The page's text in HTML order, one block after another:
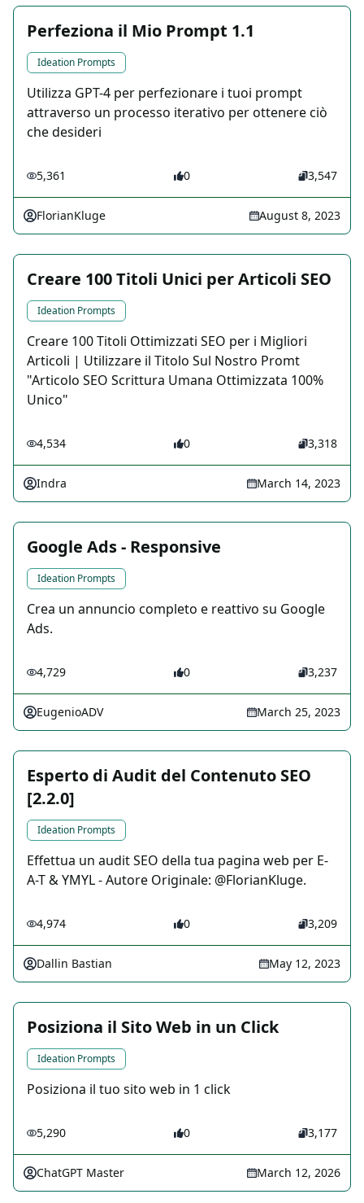
Perfeziona il Mio Prompt 1.1
Ideation Prompts
Utilizza GPT-4 per perfezionare i tuoi prompt
attraverso un processo iterativo per ottenere ciò
che desideri
5,361 0 3,547
FlorianKluge August 8, 2023
Creare 100 Titoli Unici per Articoli SEO
Ideation Prompts
Creare 100 Titoli Ottimizzati SEO per i Migliori
Articoli | Utilizzare il Titolo Sul Nostro Promt
"Articolo SEO Scrittura Umana Ottimizzata 100%
Unico"
4,534 0 3,318
Indra March 14, 2023
Google Ads - Responsive
Ideation Prompts
Crea un annuncio completo e reattivo su Google
Ads.
4,729 0 3,237
EugenioADV March 25, 2023
Esperto di Audit del Contenuto SEO
[2.2.0]
Ideation Prompts
Effettua un audit SEO della tua pagina web per E-
A-T & YMYL - Autore Originale: @FlorianKluge.
4,974 0 3,209
Dallin Bastian May 12, 2023
Posiziona il Sito Web in un Click
Ideation Prompts
Posiziona il tuo sito web in 1 click
5,290 0 3,177
ChatGPT Master March 12, 2026